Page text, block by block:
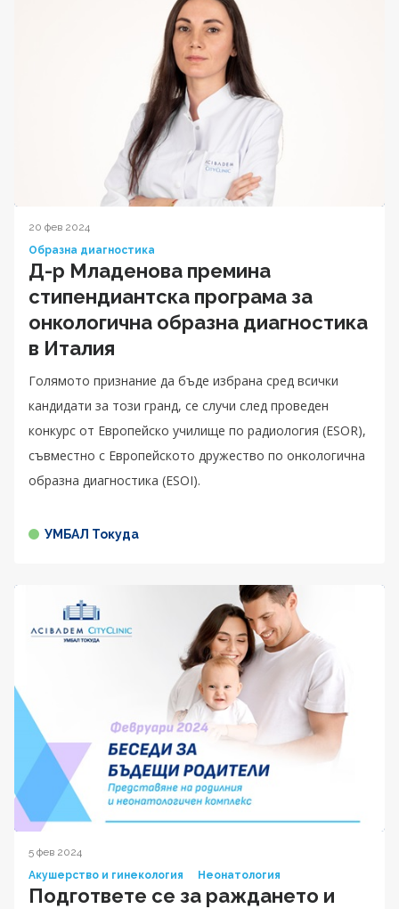
20 фев 2024
Образна диагностика
Д-р Младенова премина
стипендиантска програма за
онкологична образна диагностика
в Италия
Голямото признание да бъде избрана сред всички
кандидати за този гранд, се случи след проведен
конкурс от Европейско училище по радиология (ESOR),
съвместно с Европейското дружество по онкологична
образна диагностика (ESOI).
УМБАЛ Токуда
5 фев 2024
Акушерство и гинекология
Неонатология
Подгответе се за раждането и